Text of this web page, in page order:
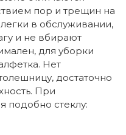
пор и трещин на
в обслуживании,
и не вбирают
для уборки
Нет
достаточно
При
подобно стеклу: